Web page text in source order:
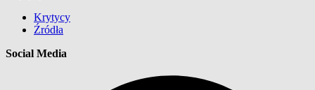
Krytycy
Źródła
Social Media